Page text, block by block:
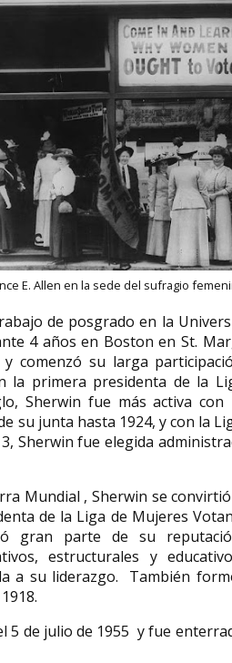
E. Allen en la sede del sufragio
de posgrado en la
4 años en Boston en St.
comenzó su larga
la primera presidenta de la
Sherwin fue más activa con
su junta hasta 1924, y con la
Sherwin fue elegida
Mundial , Sherwin se
de la Liga de Mujeres
gran parte de su
estructurales y
a su liderazgo. También
5 de julio de 1955 y fue